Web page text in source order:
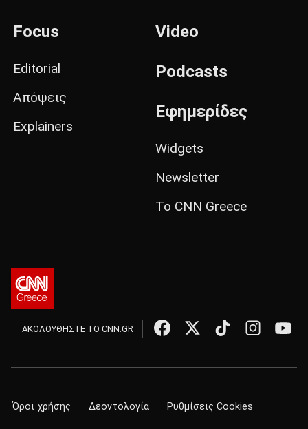
Focus
Editorial
Απόψεις
Explainers
Video
Podcasts
Εφημερίδες
Widgets
Newsletter
Το CNN Greece
ΑΚΟΛΟΥΘΗΣΤΕ ΤΟ CNN.GR
Όροι χρήσης Δεοντολογία Ρυθμίσεις Cookies